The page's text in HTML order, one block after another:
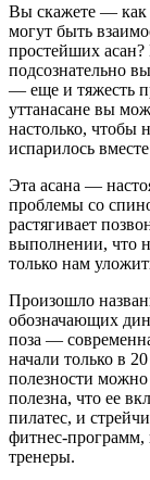
Вы скажете — как
могут быть
простейших
подсознательно
— еще и тяжесть
уттанасане вы
настолько, чтобы
испарилось
Эта асана —
проблемы со
растягивает
выполнении, что
только нам
Произошло
обозначающих
поза —
начали только в
полезности можно
полезна, что ее
пилатес, и
фитнес-программ,
тренеры.